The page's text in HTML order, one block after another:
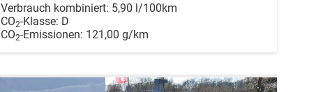
Verbrauch kombiniert: 5,90 l/100km
CO2-Klasse: D
CO2-Emissionen: 121,00 g/km